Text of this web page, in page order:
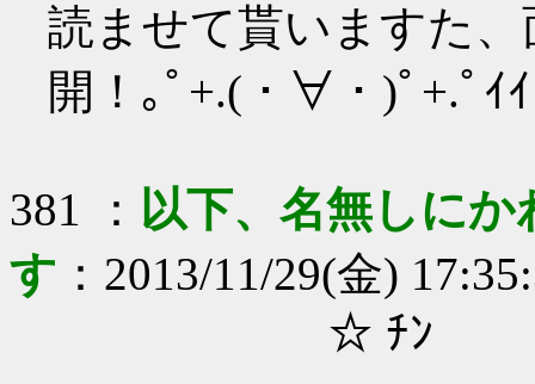
読ませて貰いますた
開！｡ﾟ+.(・∀・)ﾟ+.ﾟｲ
381 ： 以下、名無しに
す ： 2013/11/29(金)
☆ ﾁﾝ ﾏﾁｸ